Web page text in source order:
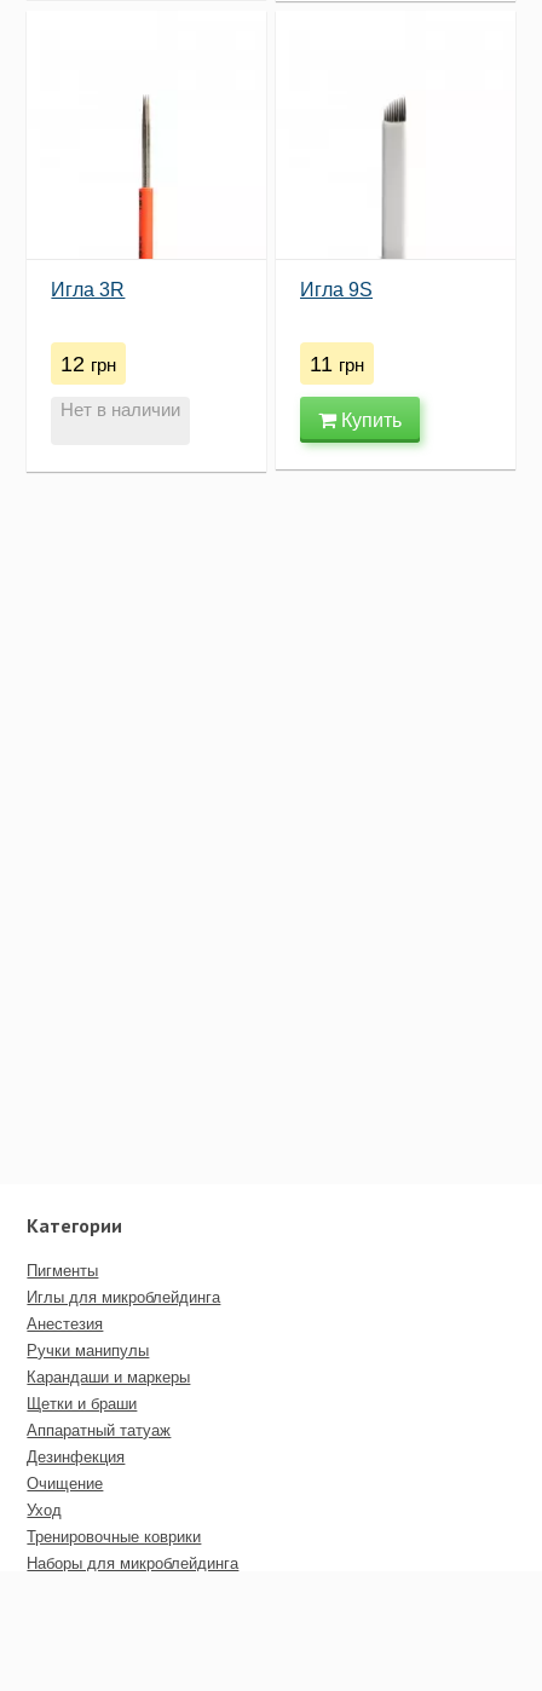
Игла 3R
12 грн
Нет в наличии
Игла 9S
11 грн
Купить
Категории
Пигменты
Иглы для микроблейдинга
Анестезия
Ручки манипулы
Карандаши и маркеры
Щетки и браши
Аппаратный татуаж
Дезинфекция
Очищение
Уход
Тренировочные коврики
Наборы для микроблейдинга